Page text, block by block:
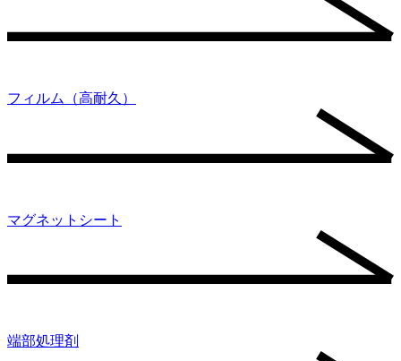
フィルム（高耐久）
マグネットシート
端部処理剤